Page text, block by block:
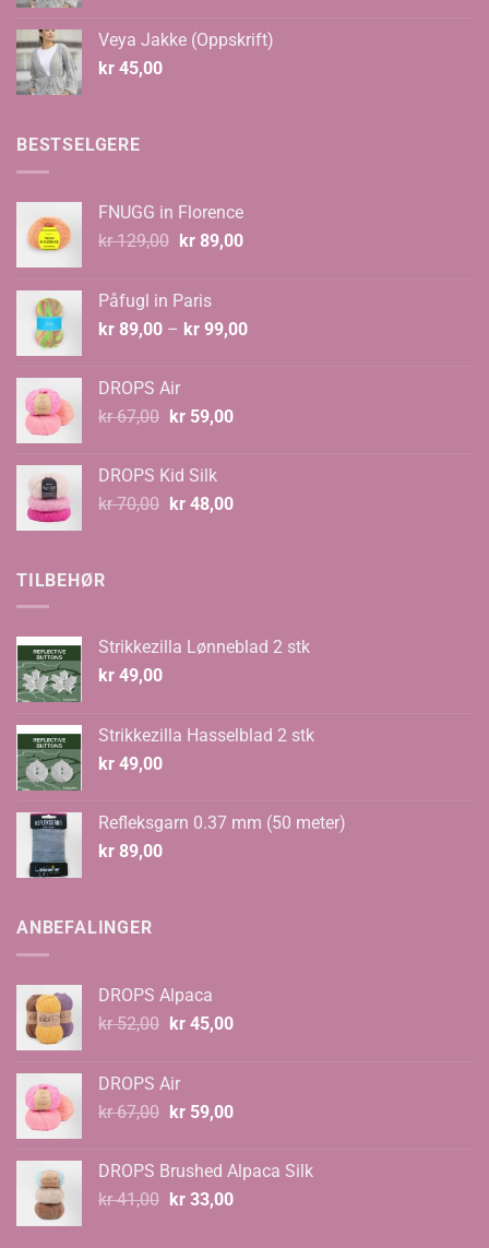
kr 535,00
Veya Jakke (Oppskrift)
kr 45,00
BESTSELGERE
FNUGG in Florence
kr129,00 Opprinnelig
kr 129,00.
kr89,00Nåværende
Påfugl in Paris
kr 89,00 – kr 99,00Prisområde:
DROPS Air
kr67,00 Opprinnelig
kr 67,00.
kr59,00Nåværende
DROPS Kid Silk
kr70,00 Opprinnelig
kr48,00Nåværende
TILBEHØR
Strikkezilla Lønneblad 2 stk
kr 49,00
Strikkezilla Hasselblad 2 stk
kr 49,00
Refleksgarn 0.37 mm (50 meter)
kr 89,00
ANBEFALINGER
DROPS Alpaca
kr52,00 Opprinnelig
kr 52,00.
kr45,00Nåværende
DROPS Air
kr67,00 Opprinnelig
kr 67,00.
kr59,00Nåværende
kr 59,00.
DROPS Brushed Alpaca Silk
kr41,00 Opprinnelig
kr33,00Nåværende